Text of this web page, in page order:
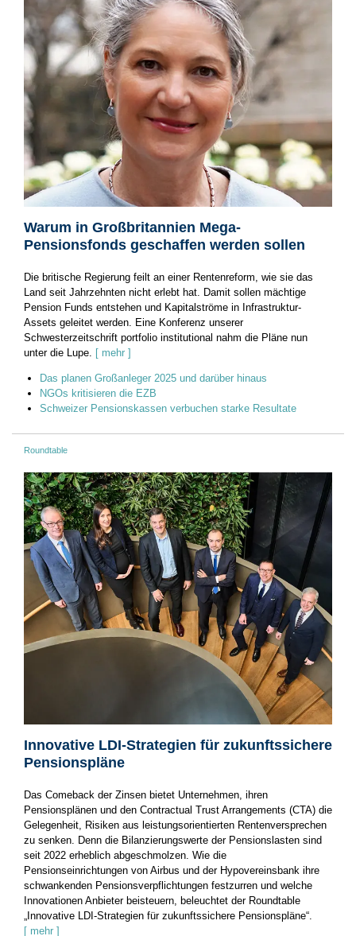
Warum in Großbritannien Mega-
Pensionsfonds geschaffen werden sollen
Die britische Regierung feilt an einer Rentenreform, wie sie das
Land seit Jahrzehnten nicht erlebt hat. Damit sollen mächtige
Pension Funds entstehen und Kapitalströme in Infrastruktur-
Assets geleitet werden. Eine Konferenz ­unserer
Schwesterzeitschrift portfolio institutional nahm die Pläne nun
unter die Lupe. [ mehr ]
Das planen Großanleger 2025 und darüber hinaus
NGOs kritisieren die EZB
Schweizer Pensionskassen verbuchen starke Resultate
Roundtable
Innovative LDI-Strategien für zukunftssichere
Pensionspläne
Das Comeback der Zinsen bietet Unternehmen, ihren
Pensionsplänen und den Contractual Trust Arrangements (CTA) die
Gelegenheit, Risiken aus leistungsorientierten Rentenversprechen
zu senken. Denn die Bilanzierungswerte der Pensionslasten sind
seit 2022 erheblich abgeschmolzen. Wie die
Pensionseinrichtungen von Airbus und der Hypovereinsbank ihre
schwankenden Pensionsverpflichtungen festzurren und welche
Innovationen Anbieter beisteuern, beleuchtet der Roundtable
„Innovative LDI-Strategien für zukunftssichere Pensionspläne“.
[ mehr ]